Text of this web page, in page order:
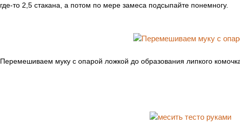
где-то 2,5 стакана, а потом по мере замеса подсыпайте понемногу.
Перемешиваем муку с опарой ложкой до образования липкого комочка